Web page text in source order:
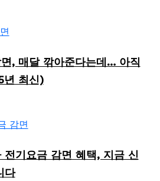
, 매달 깎아준다는데… 아직
년 최신)
기요금 감면 혜택, 지금 신
다